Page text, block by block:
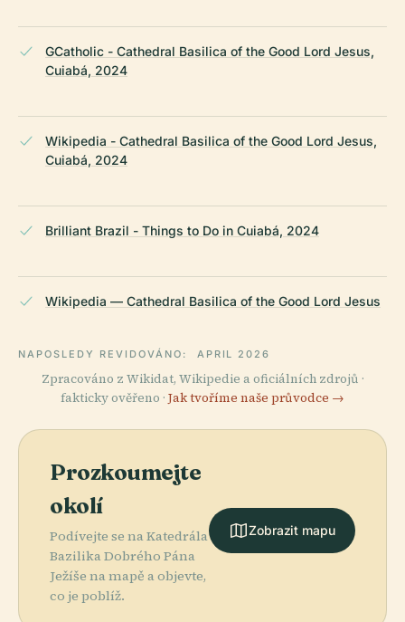
GCatholic - Cathedral Basilica of the Good Lord Jesus,
Cuiabá, 2024
Wikipedia - Cathedral Basilica of the Good Lord Jesus,
Cuiabá, 2024
Brilliant Brazil - Things to Do in Cuiabá, 2024
Wikipedia — Cathedral Basilica of the Good Lord Jesus
NAPOSLEDY REVIDOVÁNO: APRIL 2026
Zpracováno z Wikidat, Wikipedie a oficiálních zdrojů ·
fakticky ověřeno · Jak tvoříme naše průvodce →
Prozkoumejte
okolí
Podívejte se na Katedrála
Bazilika Dobrého Pána
Ježíše na mapě a objevte,
co je poblíž.
Zobrazit mapu